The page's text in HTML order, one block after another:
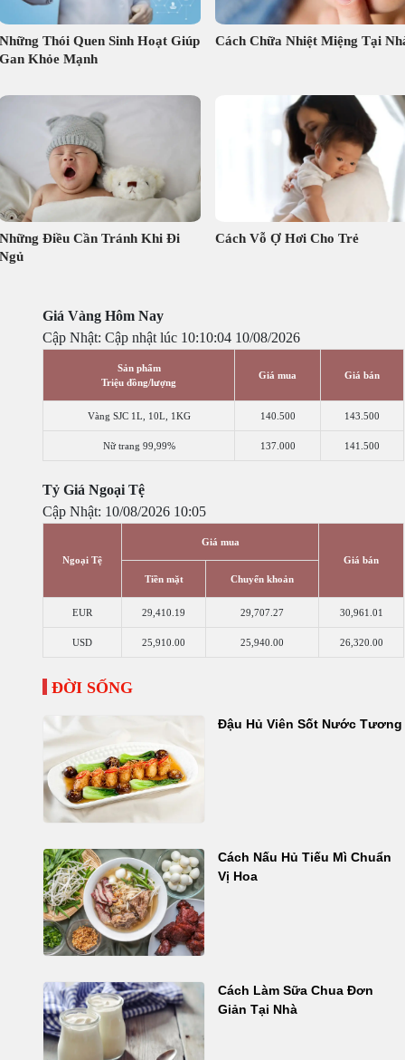
Thói Quen Sinh Hoạt Giúp
Khỏe Mạnh
Cách Chữa Nhiệt Miệng Tại
Điều Cần Tránh Khi Đi
Cách Vỗ Ợ Hơi Cho Trẻ
Giá Vàng Hôm Nay
Cập Nhật: Cập nhật lúc 10:10:04 10/08/2026
Sản phẩm
Triệu đồng/lượng
Giá mua Giá bán
Vàng SJC 1L, 10L, 1KG 140.500 143.500
Nữ trang 99,99% 137.000 141.500
Tỷ Giá Ngoại Tệ
Cập Nhật: 10/08/2026 10:05
Ngoại Tệ
Giá mua
Giá bán
Tiền mặt
Chuyển khoản
EUR 29,410.19 29,707.27 30,961.01
USD 25,910.00 25,940.00 26,320.00
ĐỜI SỐNG
Đậu Hủ Viên Sốt Nước Tương
Cách Nấu Hủ Tiếu Mì Chuẩn
Vị Hoa
Cách Làm Sữa Chua Đơn
Giản Tại Nhà